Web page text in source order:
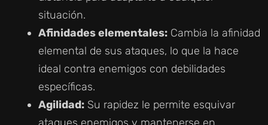
situación.
Afinidades elementales: Cambia la afinidad
elemental de sus ataques, lo que la hace
ideal contra enemigos con debilidades
específicas.
Agilidad: Su rapidez le permite esquivar
ataques enemigos y mantenerse en